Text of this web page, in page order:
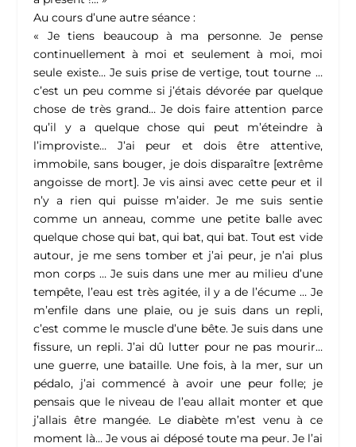
Au cours d’une autre séance :
« Je tiens beaucoup à ma personne. Je pense
continuellement à moi et seulement à moi, moi
seule existe… Je suis prise de vertige, tout tourne …
c’est un peu comme si j’étais dévorée par quelque
chose de très grand… Je dois faire attention parce
qu’il y a quelque chose qui peut m’éteindre à
l’improviste… J’ai peur et dois être attentive,
immobile, sans bouger, je dois disparaître [extrême
angoisse de mort]. Je vis ainsi avec cette peur et il
n’y a rien qui puisse m’aider. Je me suis sentie
comme un anneau, comme une petite balle avec
quelque chose qui bat, qui bat, qui bat. Tout est vide
autour, je me sens tomber et j’ai peur, je n’ai plus
mon corps … Je suis dans une mer au milieu d’une
tempête, l’eau est très agitée, il y a de l’écume … Je
m’enfile dans une plaie, ou je suis dans un repli,
c’est comme le muscle d’une bête. Je suis dans une
fissure, un repli. J’ai dû lutter pour ne pas mourir…
une guerre, une bataille. Une fois, à la mer, sur un
pédalo, j’ai commencé à avoir une peur folle; je
pensais que le niveau de l’eau allait monter et que
j’allais être mangée. Le diabète m’est venu à ce
moment là… Je vous ai déposé toute ma peur. Je l’ai